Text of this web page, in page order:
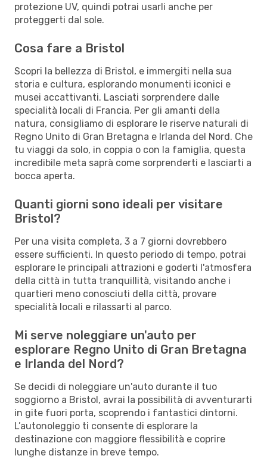
protezione UV, quindi potrai usarli anche per
proteggerti dal sole.
Cosa fare a Bristol
Scopri la bellezza di Bristol, e immergiti nella sua
storia e cultura, esplorando monumenti iconici e
musei accattivanti. Lasciati sorprendere dalle
specialità locali di Francia. Per gli amanti della
natura, consigliamo di esplorare le riserve naturali di
Regno Unito di Gran Bretagna e Irlanda del Nord. Che
tu viaggi da solo, in coppia o con la famiglia, questa
incredibile meta saprà come sorprenderti e lasciarti a
bocca aperta.
Quanti giorni sono ideali per visitare
Bristol?
Per una visita completa, 3 a 7 giorni dovrebbero
essere sufficienti. In questo periodo di tempo, potrai
esplorare le principali attrazioni e goderti l'atmosfera
della città in tutta tranquillità, visitando anche i
quartieri meno conosciuti della città, provare
specialità locali e rilassarti al parco.
Mi serve noleggiare un'auto per
esplorare Regno Unito di Gran Bretagna
e Irlanda del Nord?
Se decidi di noleggiare un'auto durante il tuo
soggiorno a Bristol, avrai la possibilità di avventurarti
in gite fuori porta, scoprendo i fantastici dintorni.
L’autonoleggio ti consente di esplorare la
destinazione con maggiore flessibilità e coprire
lunghe distanze in breve tempo.